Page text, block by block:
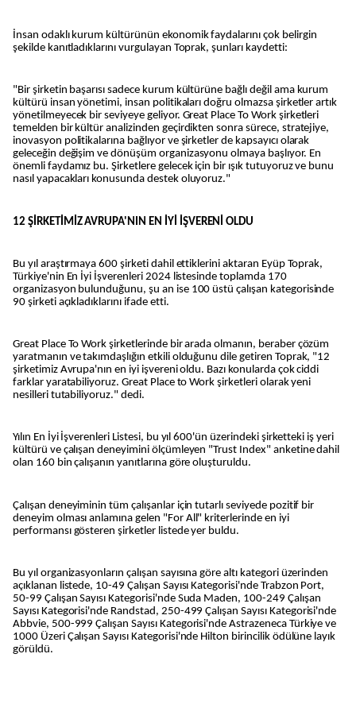
İnsan odaklı kurum kültürünün ekonomik faydalarını çok belirgin
şekilde kanıtladıklarını vurgulayan Toprak, şunları kaydetti:
"Bir şirketin başarısı sadece kurum kültürüne bağlı değil ama kurum
kültürü insan yönetimi, insan politikaları doğru olmazsa şirketler artık
yönetilmeyecek bir seviyeye geliyor. Great Place To Work şirketleri
temelden bir kültür analizinden geçirdikten sonra sürece, stratejiye,
inovasyon politikalarına bağlıyor ve şirketler de kapsayıcı olarak
geleceğin değişim ve dönüşüm organizasyonu olmaya başlıyor. En
önemli faydamız bu. Şirketlere gelecek için bir ışık tutuyoruz ve bunu
nasıl yapacakları konusunda destek oluyoruz."
12 ŞİRKETİMİZ AVRUPA'NIN EN İYİ İŞVERENİ OLDU
Bu yıl araştırmaya 600 şirketi dahil ettiklerini aktaran Eyüp Toprak,
Türkiye'nin En İyi İşverenleri 2024 listesinde toplamda 170
organizasyon bulunduğunu, şu an ise 100 üstü çalışan kategorisinde
90 şirketi açıkladıklarını ifade etti.
Great Place To Work şirketlerinde bir arada olmanın, beraber çözüm
yaratmanın ve takımdaşlığın etkili olduğunu dile getiren Toprak, "12
şirketimiz Avrupa'nın en iyi işvereni oldu. Bazı konularda çok ciddi
farklar yaratabiliyoruz. Great Place to Work şirketleri olarak yeni
nesilleri tutabiliyoruz." dedi.
Yılın En İyi İşverenleri Listesi, bu yıl 600'ün üzerindeki şirketteki iş yeri
kültürü ve çalışan deneyimini ölçümleyen "Trust Index" anketine dahil
olan 160 bin çalışanın yanıtlarına göre oluşturuldu.
Çalışan deneyiminin tüm çalışanlar için tutarlı seviyede pozitif bir
deneyim olması anlamına gelen "For All" kriterlerinde en iyi
performansı gösteren şirketler listede yer buldu.
Bu yıl organizasyonların çalışan sayısına göre altı kategori üzerinden
açıklanan listede, 10-49 Çalışan Sayısı Kategorisi'nde Trabzon Port,
50-99 Çalışan Sayısı Kategorisi'nde Suda Maden, 100-249 Çalışan
Sayısı Kategorisi'nde Randstad, 250-499 Çalışan Sayısı Kategorisi'nde
Abbvie, 500-999 Çalışan Sayısı Kategorisi'nde Astrazeneca Türkiye ve
1000 Üzeri Çalışan Sayısı Kategorisi'nde Hilton birincilik ödülüne layık
görüldü.